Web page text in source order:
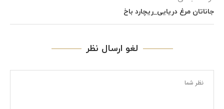
جاناتان مرغ دریایی_ریچارد باخ
لغو ارسال نظر